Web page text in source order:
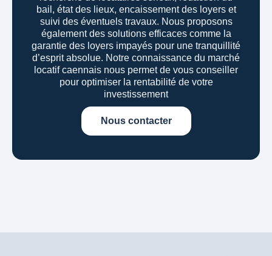
bail, état des lieux, encaissement des loyers et
suivi des éventuels travaux. Nous proposons
également des solutions efficaces comme la
garantie des loyers impayés pour une tranquillité
d’esprit absolue. Notre connaissance du marché
locatif caennais nous permet de vous conseiller
pour optimiser la rentabilité de votre
investissement
Nous contacter